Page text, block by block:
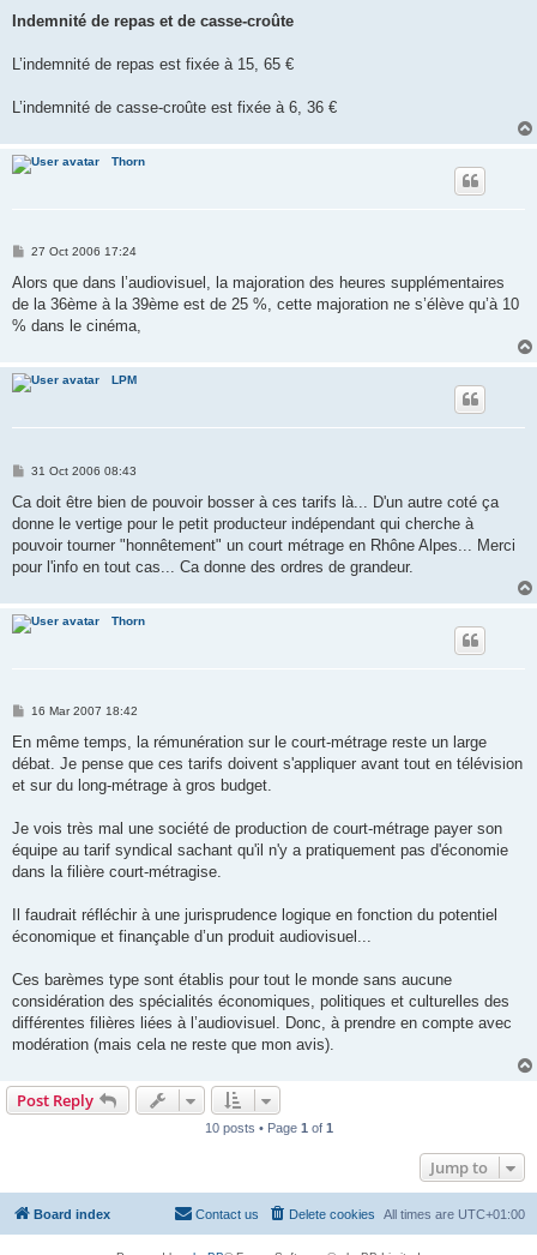
s
Indemnité de repas et de casse-croûte
L’indemnité de repas est fixée à 15, 65 €
L’indemnité de casse-croûte est fixée à 6, 36 €
Thorn
P
s
27 Oct 2006 17:24
Alors que dans l’audiovisuel, la majoration des heures supplémentaires
de la 36ème à la 39ème est de 25 %, cette majoration ne s’élève qu’à 10
% dans le cinéma,
LPM
P
s
31 Oct 2006 08:43
Ca doit être bien de pouvoir bosser à ces tarifs là... D'un autre coté ça
donne le vertige pour le petit producteur indépendant qui cherche à
pouvoir tourner "honnêtement" un court métrage en Rhône Alpes... Merci
pour l'info en tout cas... Ca donne des ordres de grandeur.
Thorn
P
s
16 Mar 2007 18:42
En même temps, la rémunération sur le court-métrage reste un large
débat. Je pense que ces tarifs doivent s'appliquer avant tout en télévision
et sur du long-métrage à gros budget.
Je vois très mal une société de production de court-métrage payer son
équipe au tarif syndical sachant qu'il n'y a pratiquement pas d'économie
dans la filière court-métragise.
Il faudrait réfléchir à une jurisprudence logique en fonction du potentiel
économique et finançable d’un produit audiovisuel...
Ces barèmes type sont établis pour tout le monde sans aucune
considération des spécialités économiques, politiques et culturelles des
différentes filières liées à l’audiovisuel. Donc, à prendre en compte avec
modération (mais cela ne reste que mon avis).
Post Reply
10 posts • Page 1 of 1
Jump to
Board index All times are UTC+01:00
Delete cookies
Contact us